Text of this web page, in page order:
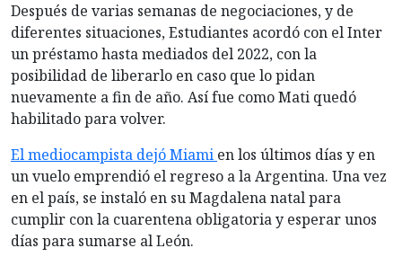
Después de varias semanas de negociaciones, y de
diferentes situaciones, Estudiantes acordó con el Inter
un préstamo hasta mediados del 2022, con la
posibilidad de liberarlo en caso que lo pidan
nuevamente a fin de año. Así fue como Mati quedó
habilitado para volver.
El mediocampista dejó Miami en los últimos días y en
un vuelo emprendió el regreso a la Argentina. Una vez
en el país, se instaló en su Magdalena natal para
cumplir con la cuarentena obligatoria y esperar unos
días para sumarse al León.